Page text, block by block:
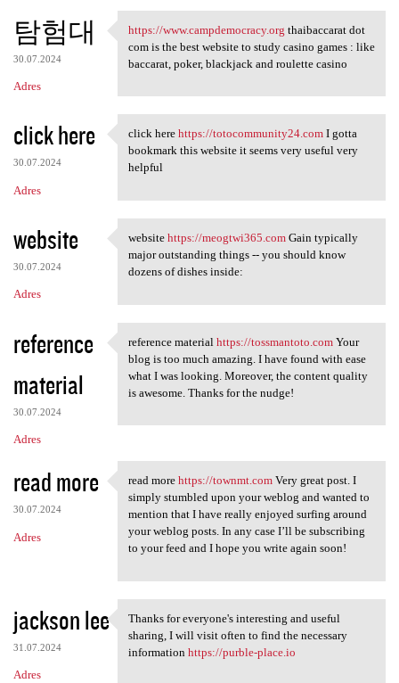
탐험대
30.07.2024
Adres
https://www.campdemocracy.org
https://www.campdemocracy.org thaibaccarat dot
com is the best website to study casino games : like
baccarat, poker, blackjack and roulette casino
click here
30.07.2024
Adres
click here https:/
click here https://totocommunity24.comI gotta
bookmark this website it seems very useful very
helpful
website
30.07.2024
Adres
website https://meogtwi365
website https://meogtwi365.comGain typically
major outstanding things -- you should know
dozens of dishes inside:
reference
material
30.07.2024
Adres
reference material https:/
reference material https://tossmantoto.comYour
blog is too much amazing. I have found with ease
what I was looking. Moreover, the content quality
is awesome. Thanks for the nudge!
read more
30.07.2024
Adres
read more https://townmt.com
read more https://townmt.comVery great post. I
simply stumbled upon your weblog and wanted to
mention that I have really enjoyed surfing around
your weblog posts. In any case I’ll be subscribing
to your feed and I hope you write again soon!
jackson lee
31.07.2024
Adres
Thanks for everyone's
Thanks for everyone's interesting and useful
sharing, I will visit often to find the necessary
information https://purble-place.io